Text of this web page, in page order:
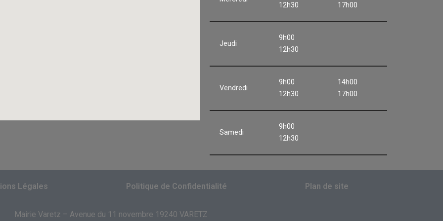
12h30
17h00
Jeudi
9h00
12h30
Vendredi
9h00
12h30
14h00
17h00
Samedi
9h00
12h30
Légales Politique de Confidentialité Plan de site
Mairie Varetz – Avenue du 11 novembre 19240 VARETZ